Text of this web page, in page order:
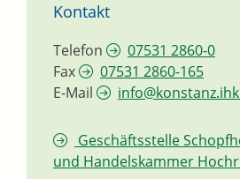
Kontakt
Telefon
07531 2860-0
Fax
07531 2860-165
E-Mail
Geschäftsstelle
und Handelskammer